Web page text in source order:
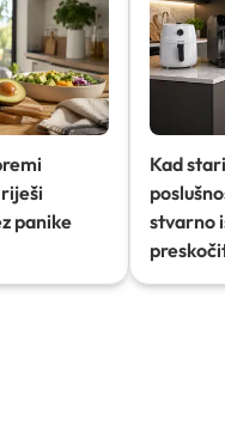
panike
Kad
stvarno